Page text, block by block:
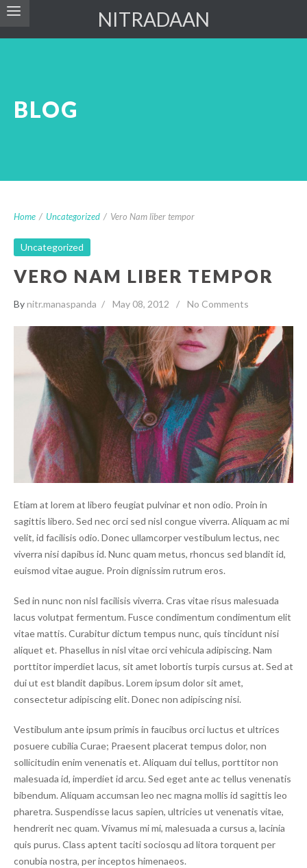
NITRADAAN
BLOG
Home / Uncategorized / Vero Nam liber tempor
Uncategorized
VERO NAM LIBER TEMPOR
Bynitr.manaspanda May 08, 2012 No Comments
Etiam at lorem at libero feugiat pulvinar et non odio. Proin in
sagittis libero. Sed nec orci sed nisl congue viverra. Aliquam ac mi
velit, id facilisis odio. Donec ullamcorper vestibulum lectus, nec
viverra nisi dapibus id. Nunc quam metus, rhoncus sed blandit id,
euismod vitae augue. Proin dignissim rutrum eros.
Sed in nunc non nisl facilisis viverra. Cras vitae risus malesuada
lacus volutpat fermentum. Fusce condimentum condimentum elit
vitae mattis. Curabitur dictum tempus nunc, quis tincidunt nisi
aliquet et. Phasellus in nisl vitae orci vehicula adipiscing. Nam
porttitor imperdiet lacus, sit amet lobortis turpis cursus at. Sed at
dui ut est blandit dapibus. Lorem ipsum dolor sit amet,
consectetur adipiscing elit. Donec non adipiscing nisi.
Vestibulum ante ipsum primis in faucibus orci luctus et ultrices
posuere cubilia Curae; Praesent placerat tempus dolor, non
sollicitudin enim venenatis et. Aliquam dui tellus, porttitor non
malesuada id, imperdiet id arcu. Sed eget ante ac tellus venenatis
bibendum. Aliquam accumsan leo nec magna mollis id sagittis leo
pharetra. Suspendisse lacus sapien, ultricies ut venenatis vitae,
hendrerit nec quam. Vivamus mi mi, malesuada a cursus a, lacinia
quis purus. Class aptent taciti sociosqu ad litora torquent per
conubia nostra, per inceptos himenaeos.